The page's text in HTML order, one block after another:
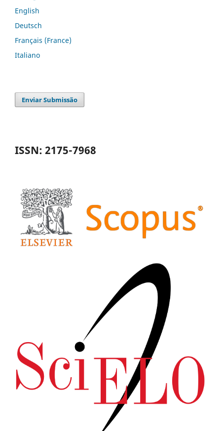
English
Deutsch
Français (France)
Italiano
Enviar Submissão
ISSN: 2175-7968